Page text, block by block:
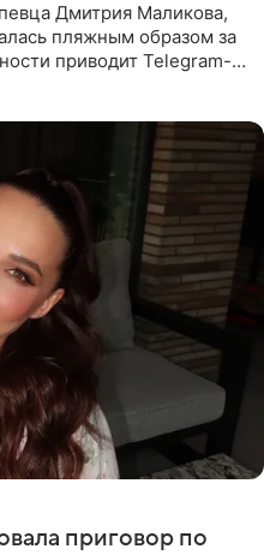
Дмитрия Маликова,
пляжным образом за
приводит Telegram-
приговор по